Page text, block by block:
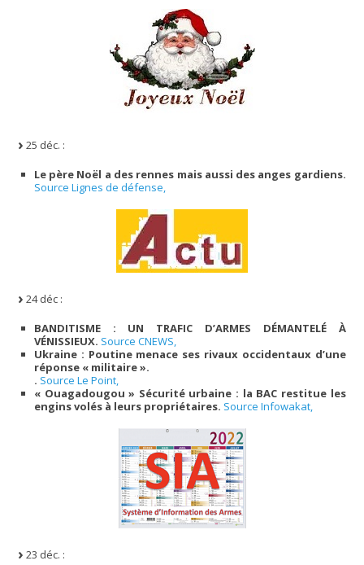
25 déc. :
Le père Noël a des rennes mais aussi des anges gardiens.
Source Lignes de défense,
24 déc :
BANDITISME : UN TRAFIC D’ARMES DÉMANTELÉ À
VÉNISSIEUX. Source CNEWS,
Ukraine : Poutine menace ses rivaux occidentaux d’une
réponse « militaire ».
. Source Le Point,
« Ouagadougou » Sécurité urbaine : la BAC restitue les
engins volés à leurs propriétaires. Source Infowakat,
23 déc. :